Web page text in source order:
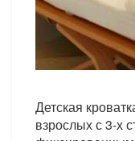
Детская
взрослых с 3-х